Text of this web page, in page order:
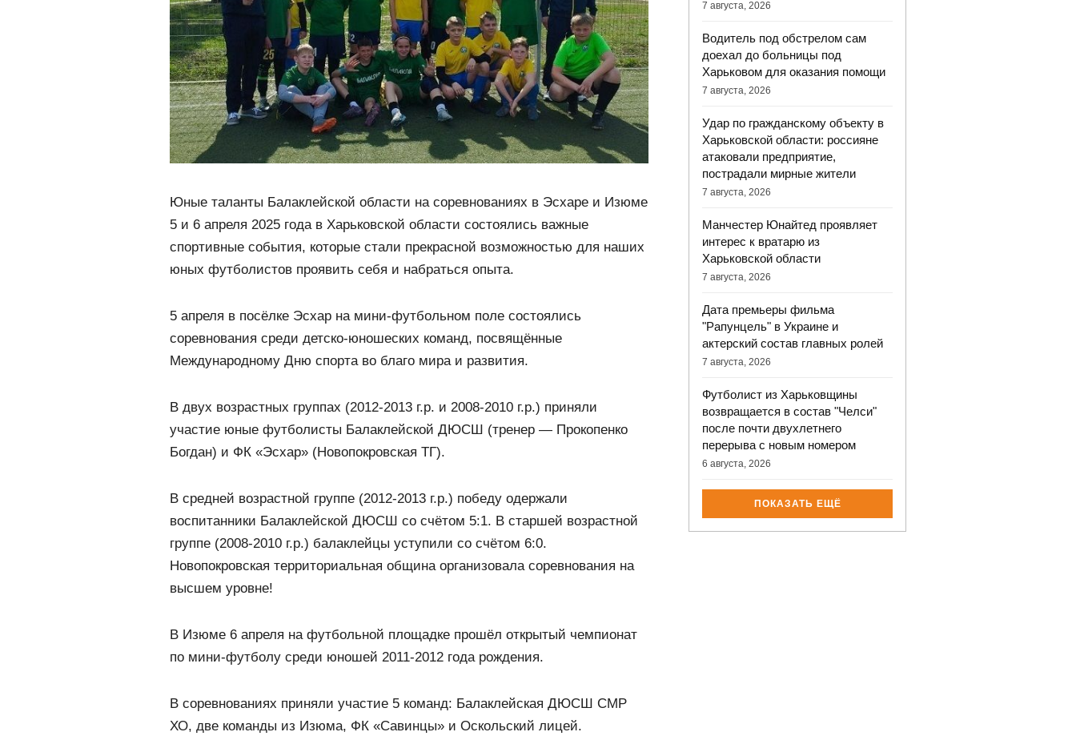
Юные таланты Балаклейской области на соревнованиях в Эсхаре и Изюме
5 и 6 апреля 2025 года в Харьковской области состоялись важные
спортивные события, которые стали прекрасной возможностью для наших
юных футболистов проявить себя и набраться опыта.
5 апреля в посёлке Эсхар на мини-футбольном поле состоялись
соревнования среди детско-юношеских команд, посвящённые
Международному Дню спорта во благо мира и развития.
В двух возрастных группах (2012-2013 г.р. и 2008-2010 г.р.) приняли
участие юные футболисты Балаклейской ДЮСШ (тренер — Прокопенко
Богдан) и ФК «Эсхар» (Новопокровская ТГ).
В средней возрастной группе (2012-2013 г.р.) победу одержали
воспитанники Балаклейской ДЮСШ со счётом 5:1. В старшей возрастной
группе (2008-2010 г.р.) балаклейцы уступили со счётом 6:0.
Новопокровская территориальная община организовала соревнования на
высшем уровне!
В Изюме 6 апреля на футбольной площадке прошёл открытый чемпионат
по мини-футболу среди юношей 2011-2012 года рождения.
В соревнованиях приняли участие 5 команд: Балаклейская ДЮСШ СМР
ХО, две команды из Изюма, ФК «Савинцы» и Оскольский лицей.
7 августа, 2026
Водитель под обстрелом сам
доехал до больницы под
Харьковом для оказания помощи
7 августа, 2026
Удар по гражданскому объекту в
Харьковской области: россияне
атаковали предприятие,
пострадали мирные жители
7 августа, 2026
Манчестер Юнайтед проявляет
интерес к вратарю из
Харьковской области
7 августа, 2026
Дата премьеры фильма
"Рапунцель" в Украине и
актерский состав главных ролей
7 августа, 2026
Футболист из Харьковщины
возвращается в состав "Челси"
после почти двухлетнего
перерыва с новым номером
6 августа, 2026
ПОКАЗАТЬ ЕЩЁ